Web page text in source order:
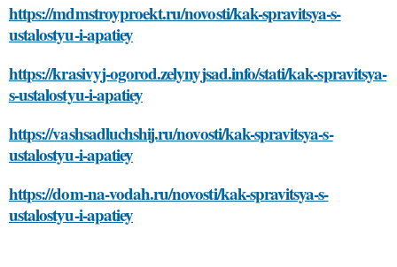
https://mdmstroyproekt.ru/novosti/kak-spravitsya-s-
ustalostyu-i-apatiey
https://krasivyj-ogorod.zelynyjsad.info/stati/kak-spravitsya-
s-ustalostyu-i-apatiey
https://vashsadluchshij.ru/novosti/kak-spravitsya-s-
ustalostyu-i-apatiey
https://dom-na-vodah.ru/novosti/kak-spravitsya-s-
ustalostyu-i-apatiey